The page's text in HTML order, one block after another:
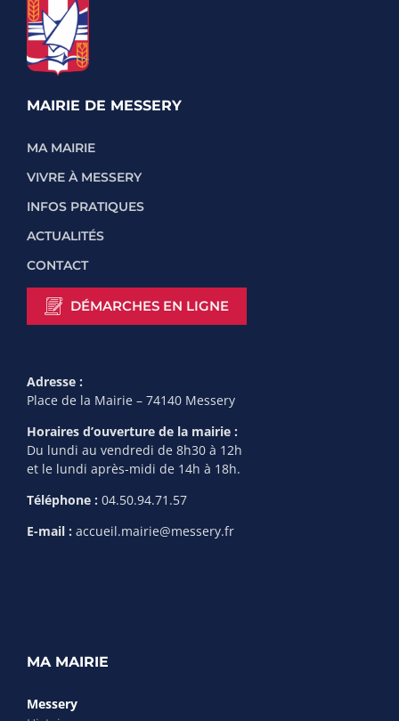
MAIRIE DE MESSERY
MA MAIRIE
VIVRE À MESSERY
INFOS PRATIQUES
ACTUALITÉS
CONTACT
DÉMARCHES EN LIGNE
Adresse :
Place de la Mairie – 74140 Messery
Horaires d’ouverture de la mairie :
Du lundi au vendredi de 8h30 à 12h
et le lundi après-midi de 14h à 18h.
Téléphone : 04.50.94.71.57
E-mail : accueil.mairie@messery.fr
MA MAIRIE
Messery